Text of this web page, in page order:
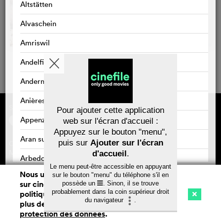
Cinéma Streaming Watchlist (
Altstätten
Alvaschein
Amriswil
Andelfingen
Andermatt
Anières
Appenzell
Aran sur Vilette
Arbedo
Arbedo-Castione
Arbon
Arlesheim
Sauvegarder
Contact
Confidentialité des données
À propos de cinefile
S'inscrire/s'abonner
Newsletter
FAQ
Bons-cadeaux
Nous utilisons des cookies. En naviguant
sur cinefile.ch, vous acceptez notre
politique d'utilisation des cookies. Pour
plus de détails, voir notredéclaration de
protection des données.
Pour ajouter cette application
web sur l'écran d'accueil :
Appuyez sur le bouton "menu",
puis sur Ajouter sur l'écran
d'accueil.
Le menu peut-être accessible en appuyant
sur le bouton "menu" du téléphone s'il en
possède un
. Sinon, il se trouve
probablement dans la coin supérieur droit
du navigateur
.